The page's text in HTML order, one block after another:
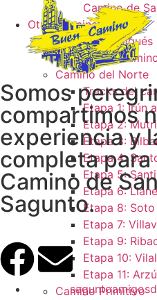
Camino de
Otros caminos
Camino Portugués
Tracks
Camino del Norte
Tracks del
Etapa 1: Irún
Etapa 2:
Etapa 3:
Etapa 4:
Etapa 5:
Etapa 6:
Etapa 8:
Etapa 7:
Etapa 9:
Etapa 10:
Etapa 11:
Camino Primitivo
Somos
compartimos
experiencia y
completa para
Camino de
Sagunto.